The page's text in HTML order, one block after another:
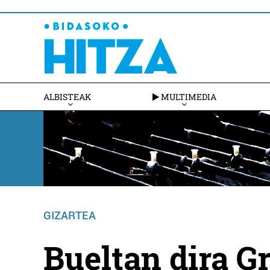
ALBISTEAK MULTIMEDIA
GIZARTEA
Bueltan dira